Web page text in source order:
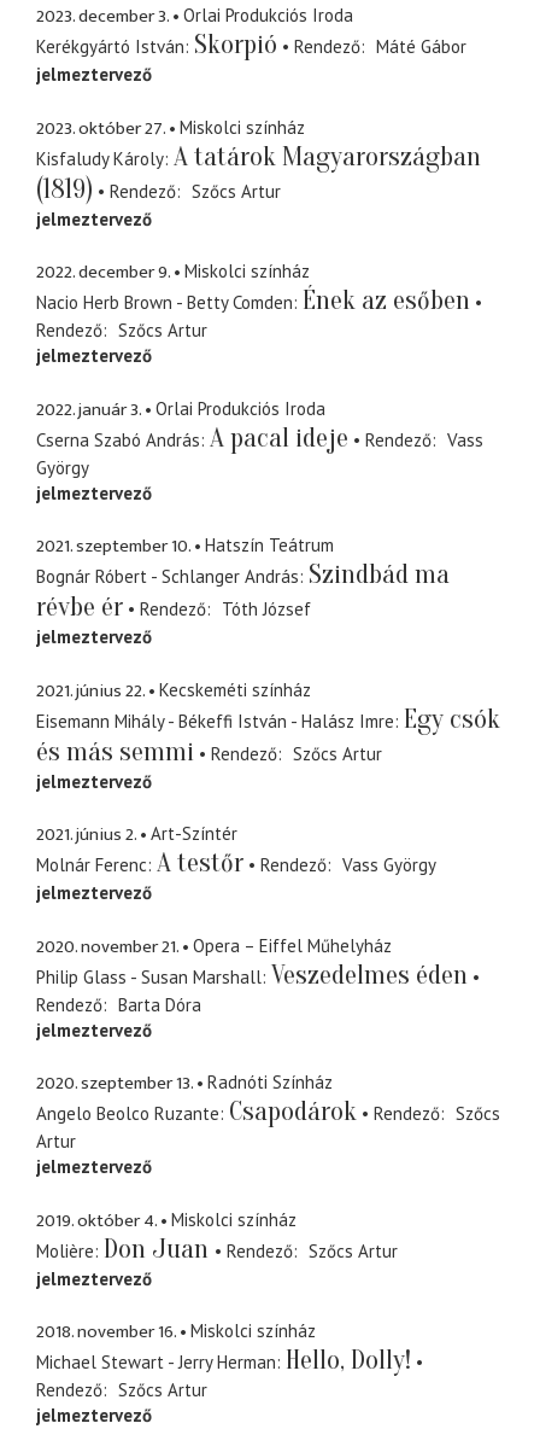
2023. december 3.
Orlai Produkciós Iroda
Kerékgyártó István Skorpió Rendező
Máté Gábor
jelmeztervező
2023. október 27.
Miskolci színház
Kisfaludy Károly A tatárok Magyarországban
(1819)
Rendező
Szőcs Artur
jelmeztervező
2022. december 9.
Miskolci színház
Nacio Herb Brown - Betty Comden Ének az esőben
Rendező
Szőcs Artur
jelmeztervező
2022. január 3.
Orlai Produkciós Iroda
Cserna Szabó András A pacal ideje Rendező
Vass
György
jelmeztervező
2021. szeptember 10.
Hatszín Teátrum
Bognár Róbert - Schlanger András Szindbád ma
révbe ér
Rendező
Tóth József
jelmeztervező
2021. június 22.
Kecskeméti színház
Eisemann Mihály - Békeffi István - Halász Imre Egy csók
és más semmi
Rendező
Szőcs Artur
jelmeztervező
2021. június 2.
Art-Színtér
Molnár Ferenc A testőr Rendező
Vass György
jelmeztervező
2020. november 21.
Opera – Eiffel Műhelyház
Philip Glass - Susan Marshall Veszedelmes éden
Rendező
Barta Dóra
jelmeztervező
2020. szeptember 13.
Radnóti Színház
Angelo Beolco Ruzante Csapodárok Rendező
Szőcs
Artur
jelmeztervező
2019. október 4.
Miskolci színház
Molière Don Juan Rendező
Szőcs Artur
jelmeztervező
2018. november 16.
Miskolci színház
Michael Stewart - Jerry Herman Hello, Dolly!
Rendező
Szőcs Artur
jelmeztervező